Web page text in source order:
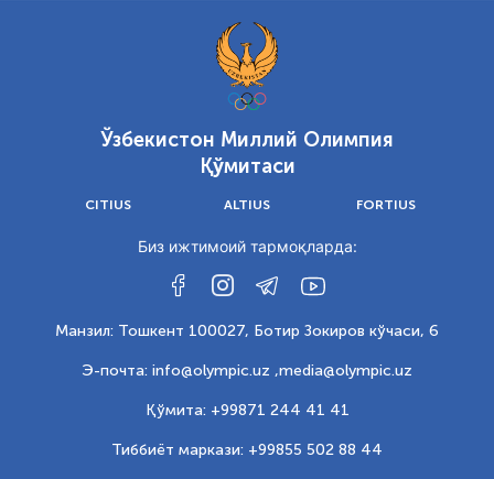
Ўзбекистон Миллий Олимпия
Қўмитаси
CITIUS ALTIUS FORTIUS
Биз ижтимоий тармоқларда:
Манзил: Тошкент 100027, Ботир Зокиров кўчаси, 6
Э-почта: info@olympic.uz ,media@olympic.uz
Қўмита: +99871 244 41 41
Тиббиёт маркази: +99855 502 88 44